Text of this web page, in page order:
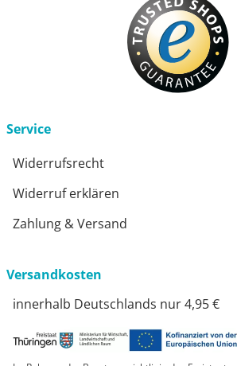
Service
Widerrufsrecht
Widerruf erklären
Zahlung & Versand
Versandkosten
innerhalb Deutschlands nur 4,95 €